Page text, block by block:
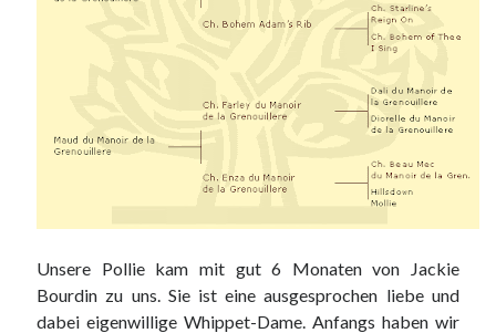
Unsere Pollie kam mit gut 6 Monaten von Jackie
Bourdin zu uns. Sie ist eine ausgesprochen liebe und
dabei eigenwillige Whippet-Dame. Anfangs haben wir